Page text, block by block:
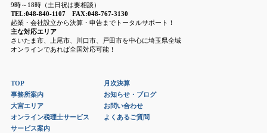
9時～18時（土日祝は要相談）
TEL:048-840-1107 FAX:048-767-3130
起業・会社設立から決算・申告までトータルサポート！
主な対応エリア
さいたま市、上尾市、川口市、戸田市を中心に埼玉県全域
オンラインであれば全国対応可能！
TOP
事務所案内
大宮エリア
オンライン税理士サービス
サービス案内
月次決算
お知らせ・ブログ
お問い合わせ
よくあるご質問